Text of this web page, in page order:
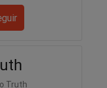
Truth